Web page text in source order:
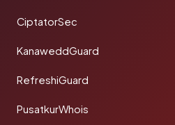
CiptatorSec
KanaweddGuard
RefreshiGuard
PusatkurWhois